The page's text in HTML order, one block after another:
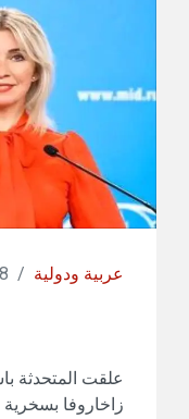
عربية ودولية /
علقت المتحدثة
زاخاروفا